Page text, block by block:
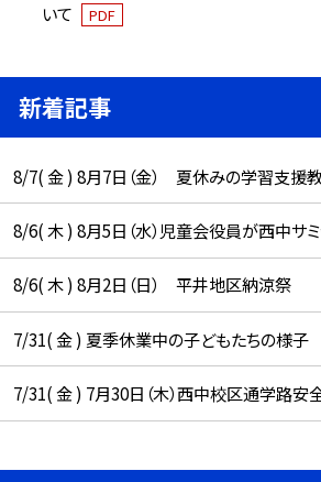
いて
PDF
新着記事
8/7( 金 ) 8月7日（金） 夏休みの学習支援
8/6( 木 ) 8月5日（水）児童会役員が西中サ
8/6( 木 ) 8月2日（日） 平井地区納涼祭
7/31( 金 ) 夏季休業中の子どもたちの様子
7/31( 金 ) 7月30日（木）西中校区通学路安